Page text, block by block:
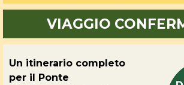
VIAGGIO
Un itinerario completo
per il Ponte